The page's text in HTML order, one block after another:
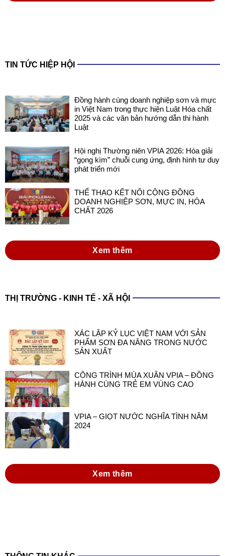
TIN TỨC HIỆP HỘI
Đồng hành cùng doanh nghiệp sơn và mực
in Việt Nam trong thực hiện Luật Hóa chất
2025 và các văn bản hướng dẫn thi hành
Luật
Hội nghị Thường niên VPIA 2026: Hóa giải
“gọng kìm” chuỗi cung ứng, định hình tư duy
phát triển mới
THỂ THAO KẾT NỐI CỘNG ĐỒNG
DOANH NGHIỆP SƠN, MỰC IN, HÓA
CHẤT 2026
Xem thêm
THỊ TRƯỜNG - KINH TẾ - XÃ HỘI
XÁC LẬP KỶ LỤC VIỆT NAM VỚI SẢN
PHẨM SƠN ĐA NĂNG TRONG NƯỚC
SẢN XUẤT
CÔNG TRÌNH MÙA XUÂN VPIA – ĐỒNG
HÀNH CÙNG TRẺ EM VÙNG CAO
VPIA – GIỌT NƯỚC NGHĨA TÌNH NĂM
2024
Xem thêm